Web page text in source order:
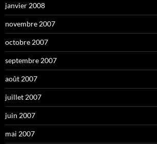
janvier 2008
novembre 2007
octobre 2007
septembre 2007
août 2007
juillet 2007
juin 2007
mai 2007